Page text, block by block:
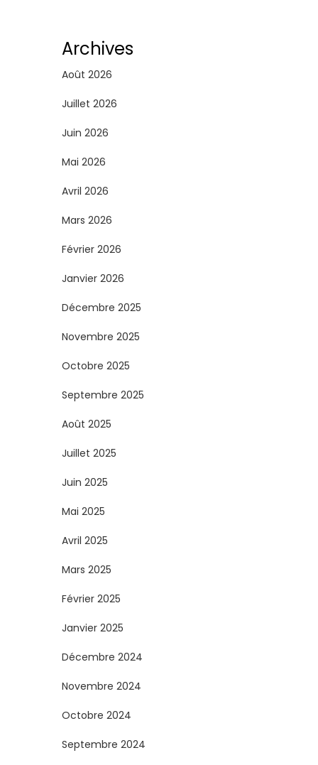
i
n
a
t
i
o
n
d
e
s
p
u
b
l
i
c
a
t
i
o
n
s
Archives
Août 2026
Juillet 2026
Juin 2026
Mai 2026
Avril 2026
Mars 2026
Février 2026
Janvier 2026
Décembre 2025
Novembre 2025
Octobre 2025
Septembre 2025
Août 2025
Juillet 2025
Juin 2025
Mai 2025
Avril 2025
Mars 2025
Février 2025
Janvier 2025
Décembre 2024
Novembre 2024
Octobre 2024
Septembre 2024